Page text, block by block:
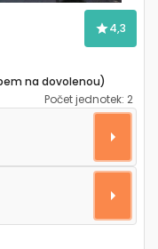
4,3
na dovolenou)
Počet jednotek: 2
Murter A-23716-a